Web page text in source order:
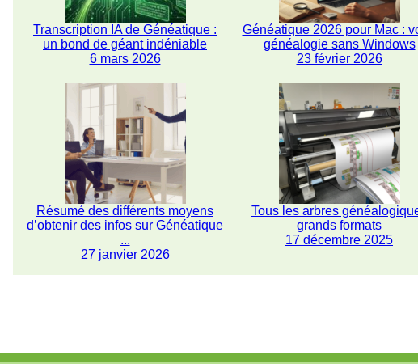
Transcription IA de Généatique :
un bond de géant indéniable
6 mars 2026
Généatique 2026 pour Mac :
généalogie sans Windows
23 février 2026
Résumé des différents moyens
d’obtenir des infos sur Généatique
...
27 janvier 2026
Tous les arbres
grands formats
17 décembre 2025